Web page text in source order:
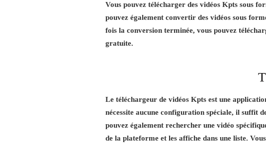
Vous pouvez télécharger des vidéos Kpts sous
pouvez également convertir des vidéos sous
fois la conversion terminée, vous pouvez
gratuite.
Le téléchargeur de vidéos Kpts est une
nécessite aucune configuration spéciale, il suffit
pouvez également rechercher une vidéo
de la plateforme et les affiche dans une liste.